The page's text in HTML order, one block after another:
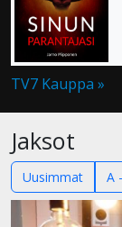
TV7 Kauppa »
Jaksot
Uusimmat A